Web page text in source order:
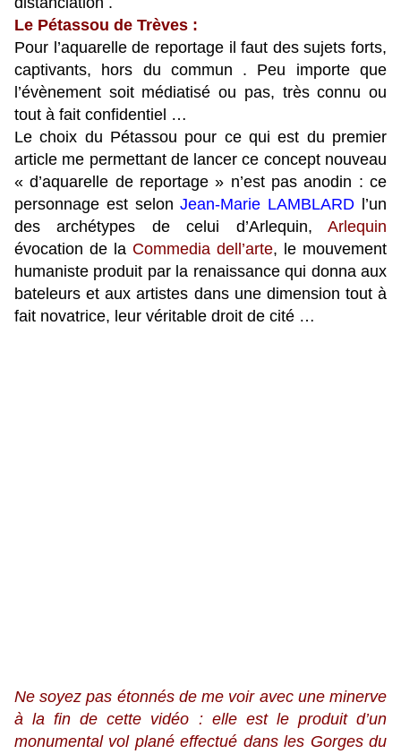
Le Pétassou de Trèves :
Pour l’aquarelle de reportage il faut des sujets forts,
captivants, hors du commun . Peu importe que
l’évènement soit médiatisé ou pas, très connu ou
tout à fait confidentiel …
Le choix du Pétassou pour ce qui est du premier
article me permettant de lancer ce concept nouveau
« d’aquarelle de reportage » n’est pas anodin : ce
personnage est selonJean-Marie LAMBLARD
l’un
des archétypes de celui d’Arlequin, Arlequin
évocation de la Commedia dell’arte, le mouvement
humaniste produit par la renaissance qui donna aux
bateleurs et aux artistes dans une dimension tout à
fait novatrice, leur véritable droit de cité …
Ne soyez pas étonnés de me voir avec une minerve
à la fin de cette vidéo : elle est le produit d’un
monumental vol plané effectué dans les Gorges du